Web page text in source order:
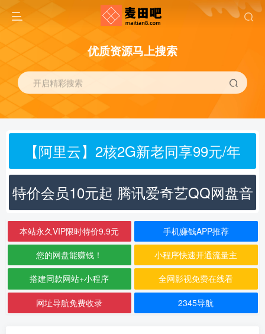
优质资源马上搜索
开启精彩搜索
【阿里云】2核2G新老同享99元/年
特价会员10元起 腾讯爱奇艺QQ网盘音
乐
本站永久VIP限时特价9.9元 手机赚钱APP推荐
您的网盘能赚钱！ 小程序快速开通流量主
搭建同款网站+小程序 全网影视免费在线看
网址导航免费收录 2345导航